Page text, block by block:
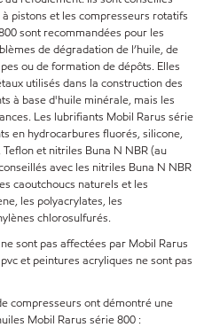
pistons et les compresseurs rotatifs
sont recommandées pour les
de dégradation de l’huile, de
ou de formation de dépôts. Elles
utilisés dans la construction des
à base d'huile minérale, mais les
Les lubrifiants Mobil Rarus série
en hydrocarbures fluorés, silicone,
et nitriles Buna N NBR (au
avec les nitriles Buna N NBR
caoutchoucs naturels et les
les polyacrylates, les
chlorosulfurés.
sont pas affectées par Mobil Rarus
et peintures acryliques ne sont pas
compresseurs ont démontré une
Mobil Rarus série 800 :